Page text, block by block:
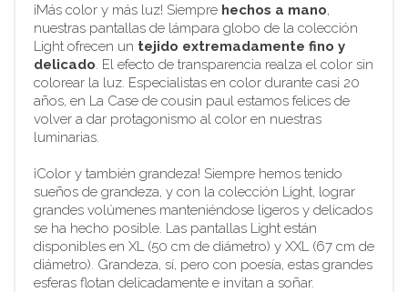
¡Más color y más luz! Siempre hechos a mano,
nuestras pantallas de lámpara globo de la colección
Light ofrecen un tejido extremadamente fino y
delicado. El efecto de transparencia realza el color sin
colorear la luz. Especialistas en color durante casi 20
años, en La Case de cousin paul estamos felices de
volver a dar protagonismo al color en nuestras
luminarias.
¡Color y también grandeza! Siempre hemos tenido
sueños de grandeza, y con la colección Light, lograr
grandes volúmenes manteniéndose ligeros y delicados
se ha hecho posible. Las pantallas Light están
disponibles en XL (50 cm de diámetro) y XXL (67 cm de
diámetro). Grandeza, sí, pero con poesía, estas grandes
esferas flotan delicadamente e invitan a soñar.